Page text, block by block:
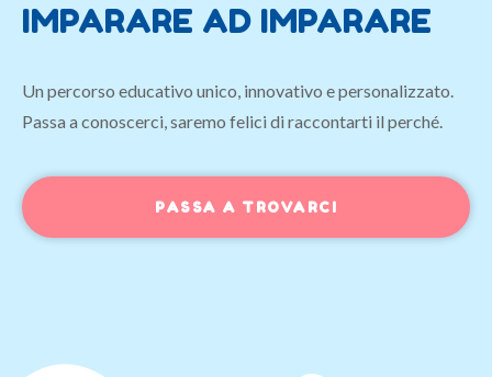
IMPARARE AD IMPARARE
Un percorso educativo unico, innovativo e personalizzato.
Passa a conoscerci, saremo felici di raccontarti il perché.
PASSA A TROVARCI